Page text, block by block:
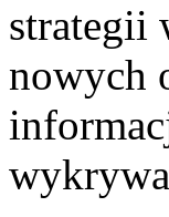
strategii
nowych